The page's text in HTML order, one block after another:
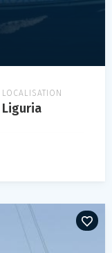
LOCALISATION
Liguria